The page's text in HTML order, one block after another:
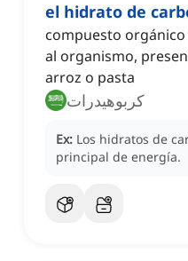
el hidrato de
compuesto
al organismo,
arroz o pasta
كربوهيدرات
Ex: Los hidratos de
principal de energía.